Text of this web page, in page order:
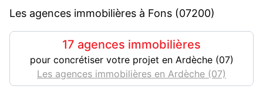
Les agences immobilières à Fons (07200)
17 agences immobilières
pour concrétiser votre projet en Ardèche (07)
Les agences immobilières en Ardèche (07)